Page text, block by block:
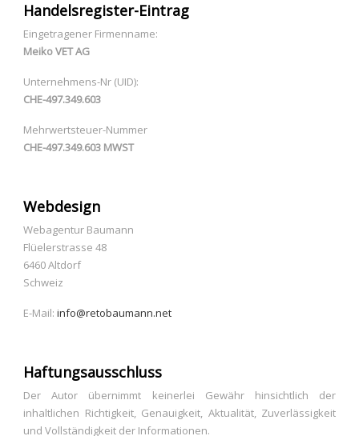
Handelsregister-Eintrag
Eingetragener Firmenname:
Meiko VET AG
Unternehmens-Nr (UID):
CHE-497.349.603
Mehrwertsteuer-Nummer
CHE-497.349.603 MWST
Webdesign
Webagentur Baumann
Flüelerstrasse 48
6460 Altdorf
Schweiz
E-Mail: info@retobaumann.net
Haftungsausschluss
Der Autor übernimmt keinerlei Gewähr hinsichtlich der
inhaltlichen Richtigkeit, Genauigkeit, Aktualität, Zuverlässigkeit
und Vollständigkeit der Informationen.